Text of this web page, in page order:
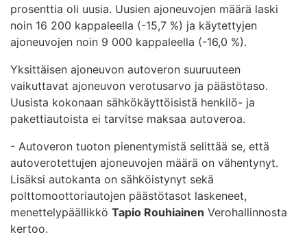
prosenttia oli uusia. Uusien ajoneuvojen määrä laski
noin 16 200 kappaleella (-15,7 %) ja käytettyjen
ajoneuvojen noin 9 000 kappaleella (-16,0 %).
Yksittäisen ajoneuvon autoveron suuruuteen
vaikuttavat ajoneuvon verotusarvo ja päästötaso.
Uusista kokonaan sähkökäyttöisistä henkilö- ja
pakettiautoista ei tarvitse maksaa autoveroa.
- Autoveron tuoton pienentymistä selittää se, että
autoverotettujen ajoneuvojen määrä on vähentynyt.
Lisäksi autokanta on sähköistynyt sekä
polttomoottoriautojen päästötasot laskeneet,
menettelypäällikkö Tapio Rouhiainen Verohallinnosta
kertoo.